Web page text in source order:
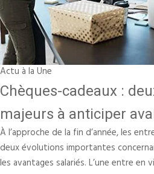
Actu à la Une
Chèques-cadeaux :
majeurs à anticiper
À l’approche de la fin d’année, les
deux évolutions importantes
les avantages salariés. L’une entre en